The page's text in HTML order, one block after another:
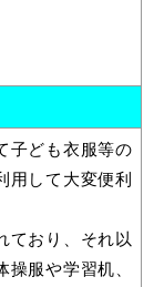
交通・
祉乗車券
子ども衣服等の
用して大変便利
ており、それ以
服や学習机、